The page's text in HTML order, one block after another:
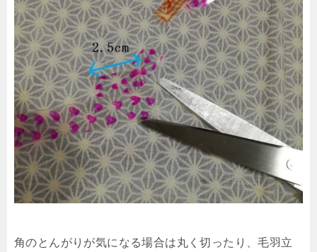
角のとんがりが気になる場合は丸く切ったり、毛羽立